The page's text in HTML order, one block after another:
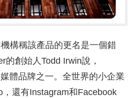
構稱該產品的更名是一個錯
創始人Todd Irwin說，
體品牌之一。全世界的小企業
還有Instagram和Facebook